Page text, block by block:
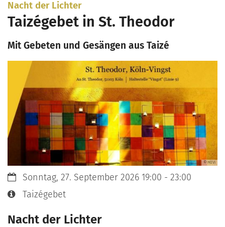
Zum Inhalt springen
Nacht der Lichter:
Taizégebet in St. Theodor
Mit Gebeten und Gesängen aus Taizé
© HöVi
Datum:Sonntag, 27. September 2026 19:00 - 23:00
Art bzw. Nummer:
Taizégebet
Nacht der Lichter